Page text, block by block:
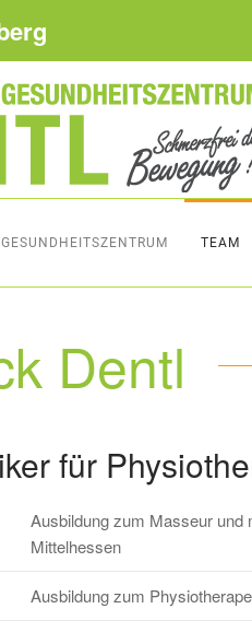
GESUNDHEITSZENTRUM TEAM
Dentl
für
Ausbildung zum Masseur und
Mittelhessen
Ausbildung zum